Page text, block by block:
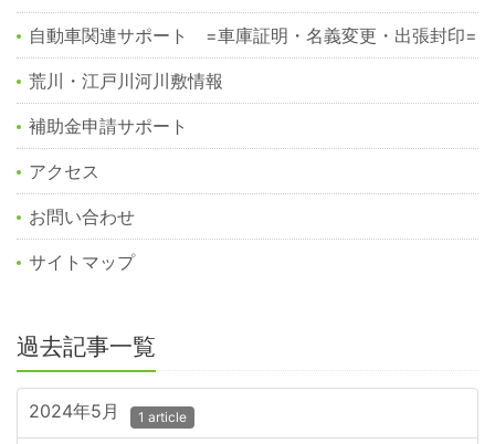
自動車関連サポート =車庫証明・名義変更・出張封印=
荒川・江戸川河川敷情報
補助金申請サポート
アクセス
お問い合わせ
サイトマップ
過去記事一覧
2024年5月 1 article